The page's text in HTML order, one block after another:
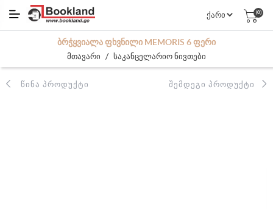
(0)
ᲑᲠᲭᲧᲕᲘᲐᲚᲐ ᲤᲮᲕᲜᲘᲚᲘ MEMORIS 6 ᲤᲔᲠᲘ
მთავარი / საკანცელარიო ნივთები
ᲬᲘᲜᲐ ᲞᲠᲝᲓᲣᲥᲢᲘ ᲨᲔᲛᲓᲔᲒᲘ ᲞᲠᲝᲓᲣᲥᲢᲘ